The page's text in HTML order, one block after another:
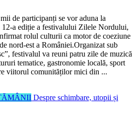
de participanți se vor aduna la
12-a ediție a festivalului Zilele Nordului,
rolul culturii ca motor de coeziune
nord-est a României.Organizat sub
festivalul va reuni patru zile de muzică
tematice, gastronomie locală, sport
viitorul comunităților mici din ...
Despre schimbare, utopii și